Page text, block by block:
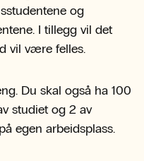
og
I tillegg vil det
vil være felles.
Du skal også ha 100
studiet og 2 av
egen arbeidsplass.